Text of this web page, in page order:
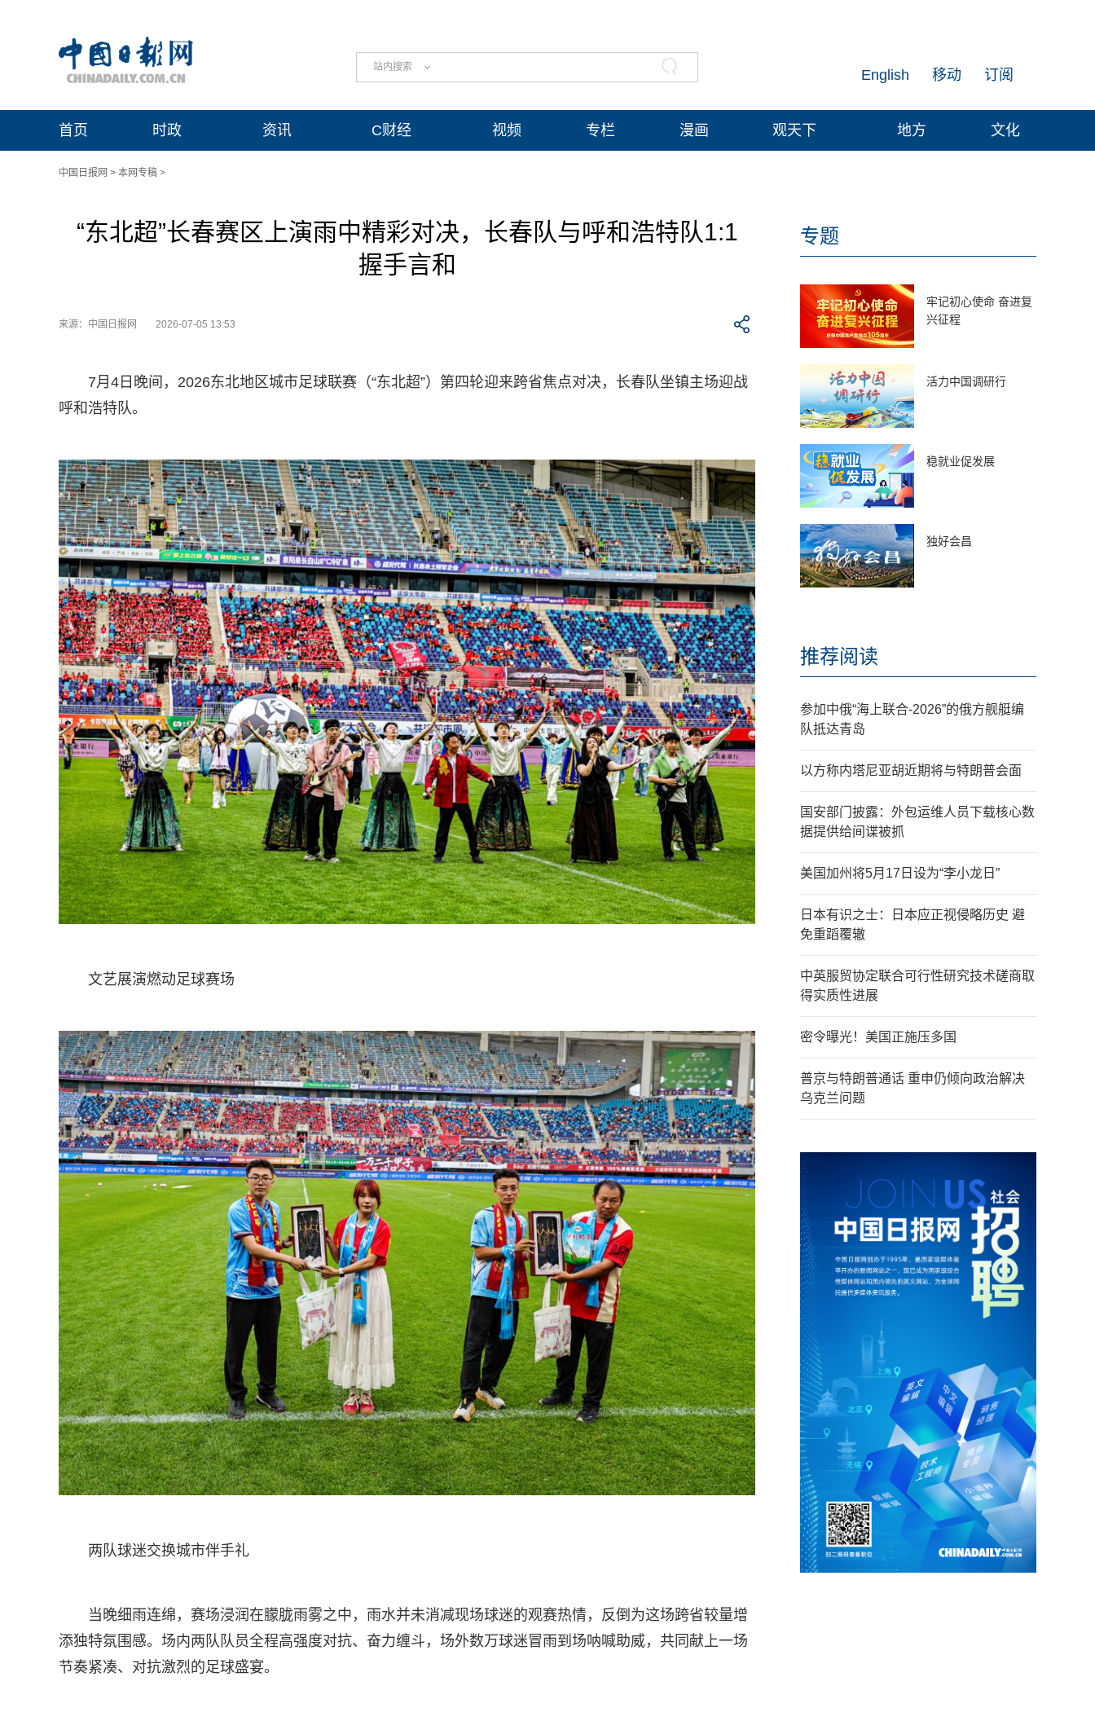
站内搜索 订阅
移动
English
首页 时政 资讯 C财经 视频 专栏 漫画 观天下 地方 文化
中国日报网 > 本网专稿 >
“东北超”长春赛区上演雨中精彩对决，长春队与呼和浩特队1:1
握手言和
来源：中国日报网 2026-07-05 13:53
7月4日晚间，2026东北地区城市足球联赛（“东北超”）第四轮迎来跨省焦点对决，长春队坐镇主场迎战
呼和浩特队。
文艺展演燃动足球赛场
两队球迷交换城市伴手礼
当晚细雨连绵，赛场浸润在朦胧雨雾之中，雨水并未消减现场球迷的观赛热情，反倒为这场跨省较量增
添独特氛围感。场内两队队员全程高强度对抗、奋力缠斗，场外数万球迷冒雨到场呐喊助威，共同献上一场
节奏紧凑、对抗激烈的足球盛宴。
专题
牢记初心使命 奋进复
兴征程
活力中国调研行
稳就业促发展
独好会昌
推荐阅读
参加中俄“海上联合-2026”的俄方舰艇编
队抵达青岛
以方称内塔尼亚胡近期将与特朗普会面
国安部门披露：外包运维人员下载核心数
据提供给间谍被抓
美国加州将5月17日设为“李小龙日”
日本有识之士：日本应正视侵略历史 避
免重蹈覆辙
中英服贸协定联合可行性研究技术磋商取
得实质性进展
密令曝光！美国正施压多国
普京与特朗普通话 重申仍倾向政治解决
乌克兰问题